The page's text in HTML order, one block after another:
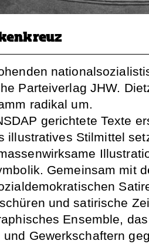
Parteiverlag JHW.
radikal um.
gerichtete Texte
illustratives Stilmittel
Gemeinsam mit
und satirische
Ensemble,
Gewerkschaftern